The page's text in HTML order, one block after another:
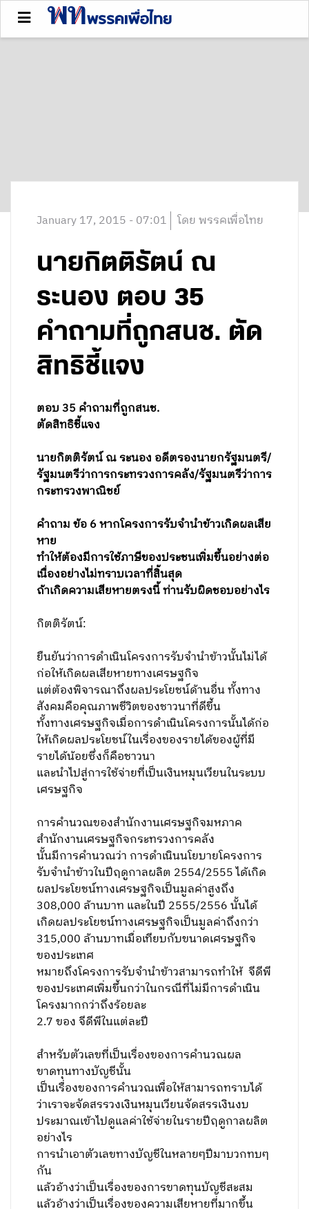
January 17, 2015 - 07:01 โดย พรรคเพื่อไทย
นายกิตติรัตน์ ณ
ระนอง ตอบ 35
คำถามที่ถูกสนช. ตัด
สิทธิชี้แจง
ตอบ 35 คำถามที่ถูกสนช.
ตัดสิทธิชี้แจง
นายกิตติรัตน์ ณ ระนอง อดีตรองนายกรัฐมนตรี/
รัฐมนตรีว่าการกระทรวงการคลัง/รัฐมนตรีว่าการ
กระทรวงพาณิชย์
คำถาม ข้อ 6หากโครงการรับจำนำข้าวเกิดผลเสีย
หาย
ทำให้ต้องมีการใช้ภาษีของประชนเพิ่มขึ้นอย่างต่อ
เนื่องอย่างไม่ทราบเวลาที่สิ้นสุด
ถ้าเกิดความเสียหายตรงนี้ ท่านรับผิดชอบอย่างไร
กิตติรัตน์:
ยืนยันว่าการดำเนินโครงการรับจำนำข้าวนั้นไม่ได้
ก่อให้เกิดผลเสียหายทางเศรษฐกิจ
แต่ต้องพิจารณาถึงผลประโยชน์ด้านอื่น ทั้งทาง
สังคมคือคุณภาพชีวิตของชาวนาที่ดีขึ้น
ทั้งทางเศรษฐกิจเมื่อการดำเนินโครงการนั้นได้ก่อ
ให้เกิดผลประโยชน์ในเรื่องของรายได้ของผู้ที่มี
รายได้น้อยซึ่งก็คือชาวนา
และนำไปสู่การใช้จ่ายที่เป็นเงินหมุนเวียนในระบบ
เศรษฐกิจ
การคำนวณของสำนักงานเศรษฐกิจมหภาค
สำนักงานเศรษฐกิจกระทรวงการคลัง
นั้นมีการคำนวณว่า การดำเนินนโยบายโครงการ
รับจำนำข้าวในปีฤดูกาลผลิต 2554/2555ได้เกิด
ผลประโยชน์ทางเศรษฐกิจเป็นมูลค่าสูงถึง
308,000 ล้านบาท และในปี 2555/2556 นั้นได้
เกิดผลประโยชน์ทางเศรษฐกิจเป็นมูลค่าถึงกว่า
315,000 ล้านบาทเมื่อเทียบกับขนาดเศรษฐกิจ
ของประเทศ
หมายถึงโครงการรับจำนำข้าวสามารถทำให้ จีดีพี
ของประเทศเพิ่มขึ้นกว่าในกรณีที่ไม่มีการดำเนิน
โครงมากกว่าถึงร้อยละ
2.7 ของ จีดีพีในแต่ละปี
สำหรับตัวเลขที่เป็นเรื่องของการคำนวณผล
ขาดทุนทางบัญชีนั้น
เป็นเรื่องของการคำนวณเพื่อให้สามารถทราบได้
ว่าเราจะจัดสรรวงเงินหมุนเวียนจัดสรรเงินงบ
ประมาณเข้าไปดูแลค่าใช้จ่ายในรายปีฤดูกาลผลิต
อย่างไร
การนำเอาตัวเลขทางบัญชีในหลายๆปีมาบวกทบๆ
กัน
แล้วอ้างว่าเป็นเรื่องของการขาดทุนบัญชีสะสม
แล้วอ้างว่าเป็นเรื่องของความเสียหายที่มากขึ้น